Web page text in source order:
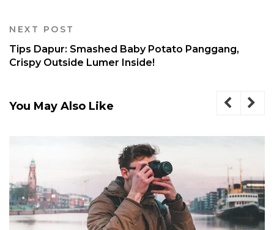
NEXT POST
Tips Dapur: Smashed Baby Potato Panggang,
Crispy Outside Lumer Inside!
You May Also Like